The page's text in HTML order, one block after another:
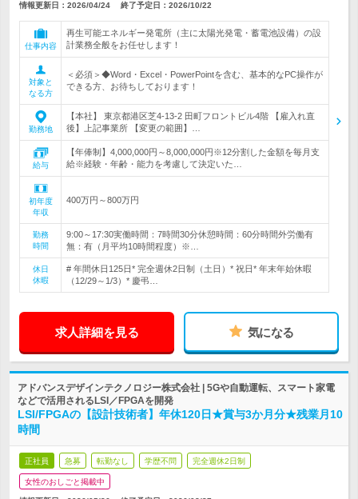
情報更新日：2026/04/24 終了予定日： 2026/10/22
仕事内容
再生可能エネルギー発電所（主に太陽光発電・蓄電池設備）の設
計業務全般をお任せします！
対象と
なる方
＜必須＞◆Word・Excel・PowerPointを含む、基本的なPC操作が
できる方、お待ちしております！
勤務地
【本社】 東京都港区芝4-13-2 田町フロントビル4階 【雇入れ直
後】上記事業所 【変更の範囲】…
給与
【年俸制】4,000,000円～8,000,000円※12分割した金額を毎月支
給※経験・年齢・能力を考慮して決定いた…
初年度
年収
400万円～800万円
勤務
時間
9:00～17:30実働時間：7時間30分休憩時間：60分時間外労働有
無：有（月平均10時間程度）※…
休日
休暇
# 年間休日125日* 完全週休2日制（土日）* 祝日* 年末年始休暇
（12/29～1/3）* 慶弔…
求人詳細を見る 気になる
アドバンスデザインテクノロジー株式会社 | 5Gや自動運転、スマート家電
などで活用されるLSI／FPGAを開発
LSI/FPGAの【設計技術者】年休120日★賞与3か月分★残業月10
時間
正社員 急募 転勤なし 学歴不問 完全週休2日制
女性のおしごと掲載中